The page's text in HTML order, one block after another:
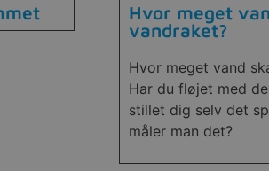
Hvor meget
vandraket?
Hvor meget vand
Har du fløjet med
stillet dig selv det
måler man det?